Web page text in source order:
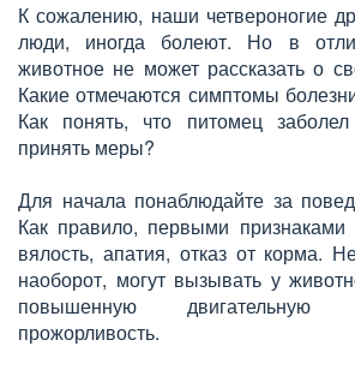
К сожалению, наши четвероногие
люди, иногда болеют. Но в
животное не может рассказать о
Какие отмечаются симптомы
Как понять, что питомец
принять меры?
Для начала понаблюдайте за
Как правило, первыми признаками
вялость, апатия, отказ от корма.
наоборот, могут вызывать у
повышенную двигательную
прожорливость.